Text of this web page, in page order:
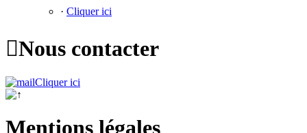
· Cliquer ici
Nous contacter
Cliquer ici
Mentions légales